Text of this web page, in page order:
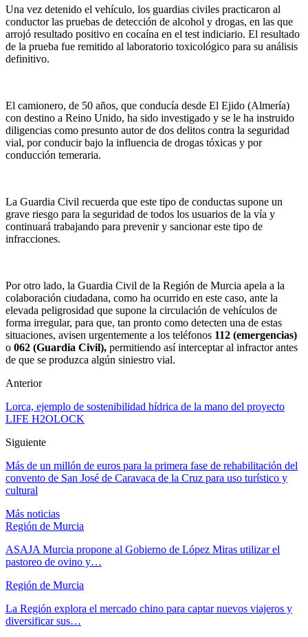
Una vez detenido el vehículo, los guardias civiles practicaron al
conductor las pruebas de detección de alcohol y drogas, en las que
arrojó resultado positivo en cocaína en el test indiciario. El resultado
de la prueba fue remitido al laboratorio toxicológico para su análisis
definitivo.
El camionero, de 50 años, que conducía desde El Ejido (Almería)
con destino a Reino Unido, ha sido investigado y se le ha instruido
diligencias como presunto autor de dos delitos contra la seguridad
vial, por conducir bajo la influencia de drogas tóxicas y por
conducción temeraria.
La Guardia Civil recuerda que este tipo de conductas supone un
grave riesgo para la seguridad de todos los usuarios de la vía y
continuará trabajando para prevenir y sancionar este tipo de
infracciones.
Por otro lado, la Guardia Civil de la Región de Murcia apela a la
colaboración ciudadana, como ha ocurrido en este caso, ante la
elevada peligrosidad que supone la circulación de vehículos de
forma irregular, para que, tan pronto como detecten una de estas
situaciones, avisen urgentemente a los teléfonos 112 (emergencias)
o 062 (Guardia Civil), permitiendo así interceptar al infractor antes
de que se produzca algún siniestro vial.
Anterior
Lorca, ejemplo de sostenibilidad hídrica de la mano del proyecto
LIFE H2OLOCK
Siguiente
Más de un millón de euros para la primera fase de rehabilitación del
convento de San José de Caravaca de la Cruz para uso turístico y
cultural
Más noticias
Región de Murcia
ASAJA Murcia propone al Gobierno de López Miras utilizar el
pastoreo de ovino y…
Región de Murcia
La Región explora el mercado chino para captar nuevos viajeros y
diversificar sus…